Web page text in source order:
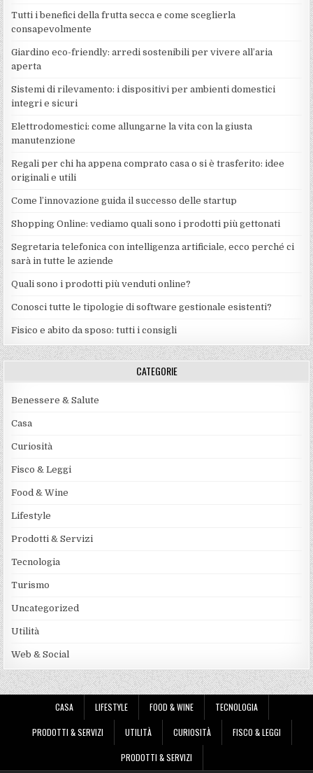
Tutti i benefici della frutta secca e come sceglierla
consapevolmente
Giardino eco-friendly: arredi sostenibili per vivere all’aria
aperta
Sistemi di rilevamento: i dispositivi per ambienti domestici
integri e sicuri
Elettrodomestici: come allungarne la vita con la giusta
manutenzione
Regali per chi ha appena comprato casa o si è trasferito: idee
originali e utili
Come l’innovazione guida il successo delle startup
Shopping Online: vediamo quali sono i prodotti più gettonati
Segretaria telefonica con intelligenza artificiale, ecco perché ci
sarà in tutte le aziende
Quali sono i prodotti più venduti online?
Conosci tutte le tipologie di software gestionale esistenti?
Fisico e abito da sposo: tutti i consigli
CATEGORIE
Benessere & Salute
Casa
Curiosità
Fisco & Leggi
Food & Wine
Lifestyle
Prodotti & Servizi
Tecnologia
Turismo
Uncategorized
Utilità
Web & Social
CASA LIFESTYLE FOOD & WINE TECNOLOGIA
PRODOTTI & SERVIZI UTILITÀ CURIOSITÀ FISCO & LEGGI
PRODOTTI & SERVIZI